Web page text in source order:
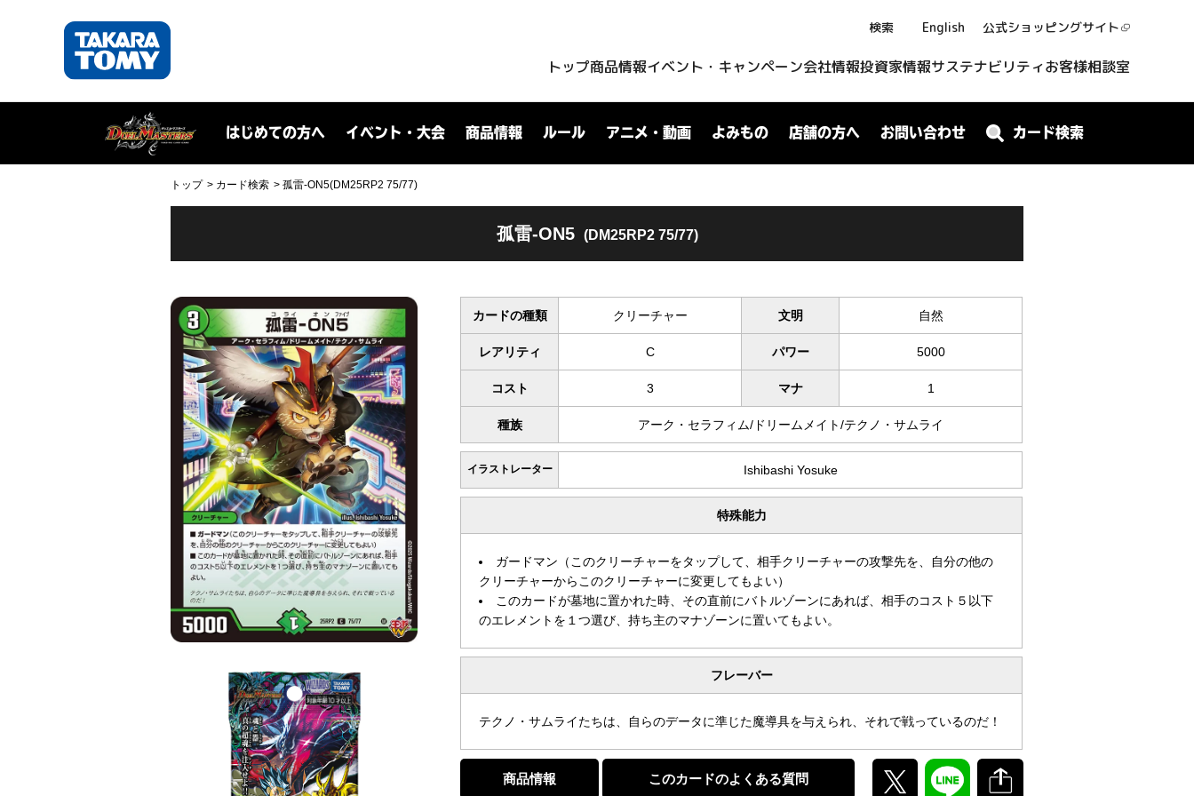
検索 English 公式ショッピングサイト
トップ商品情報イベント・キャンペーン会社情報投資家情報サステナビリティお客様相談室
はじめての方へ イベント・大会 商品情報 ルール アニメ・動画 よみもの 店舗の方へ お問い合わせ カード検索
トップ カード検索 孤雷-ON5(DM25RP2 75/77)
孤雷-ON5 (DM25RP2 75/77)
カードの種類 クリーチャー 文明 自然
レアリティ C パワー 5000
コスト 3 マナ 1
種族 アーク・セラフィム/ドリームメイト/テクノ・サムライ
イラストレーター Ishibashi Yosuke
特殊能力
ガードマン（このクリーチャーをタップして、相手クリーチャーの攻撃先を、自分の他の
クリーチャーからこのクリーチャーに変更してもよい）
このカードが墓地に置かれた時、その直前にバトルゾーンにあれば、相手のコスト５以下
のエレメントを１つ選び、持ち主のマナゾーンに置いてもよい。
フレーバー
テクノ・サムライたちは、自らのデータに準じた魔導具を与えられ、それで戦っているのだ！
商品情報 このカードのよくある質問